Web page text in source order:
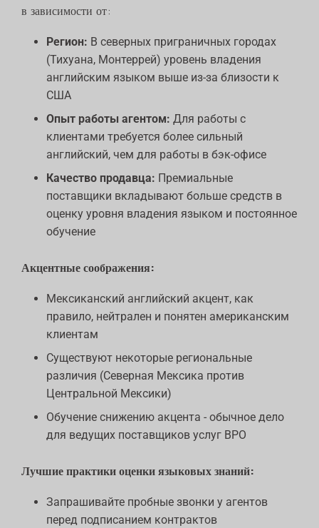
в зависимости от:
Регион: В северных приграничных городах
(Тихуана, Монтеррей) уровень владения
английским языком выше из-за близости к
США
Опыт работы агентом: Для работы с
клиентами требуется более сильный
английский, чем для работы в бэк-офисе
Качество продавца: Премиальные
поставщики вкладывают больше средств в
оценку уровня владения языком и постоянное
обучение
Акцентные соображения:
Мексиканский английский акцент, как
правило, нейтрален и понятен американским
клиентам
Существуют некоторые региональные
различия (Северная Мексика против
Центральной Мексики)
Обучение снижению акцента - обычное дело
для ведущих поставщиков услуг BPO
Лучшие практики оценки языковых знаний:
Запрашивайте пробные звонки у агентов
перед подписанием контрактов